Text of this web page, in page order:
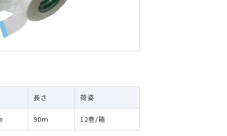
長さ 荷姿
90ｍ 12巻/箱